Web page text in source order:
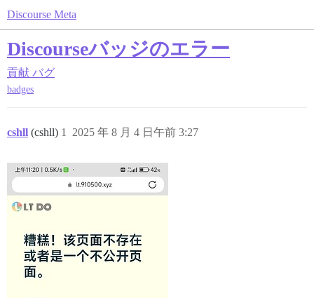
Discourse Meta
Discourseバッジのエラー
貢献 バグ
badges
cshll (cshll) 2025 年 8 月 4 日午前 3:27
1